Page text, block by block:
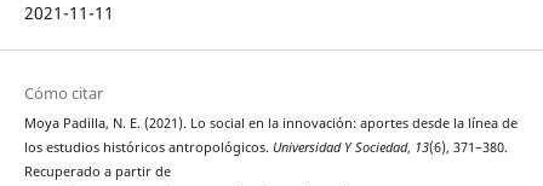
2021-11-11
Cómo citar
Moya Padilla, N. E. (2021). Lo social en la innovación: aportes desde la línea de
los estudios históricos antropológicos. Universidad Y Sociedad, 13(6), 371–380.
Recuperado a partir de